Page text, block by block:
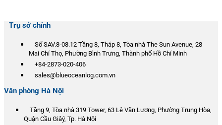
Trụ sở chính
Số SAV.8-08.12 Tầng 8, Tháp 8, Tòa nhà The Sun Avenue, 28
Mai Chí Thọ, Phường Bình Trưng, Thành phố Hồ Chí Minh
+84-2873-020-406
sales@blueoceanlog.com.vn
Văn phòng Hà Nội
Tầng 9, Tòa nhà 319 Tower, 63 Lê Văn Lương, Phường Trung Hòa,
Quận Cầu Giâý, Tp. Hà Nội